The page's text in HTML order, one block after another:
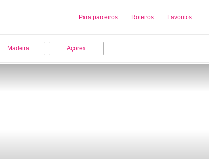
Para parceiros Roteiros Favoritos
Sobre nós Adicionar uma Empresa
Madeira Açores